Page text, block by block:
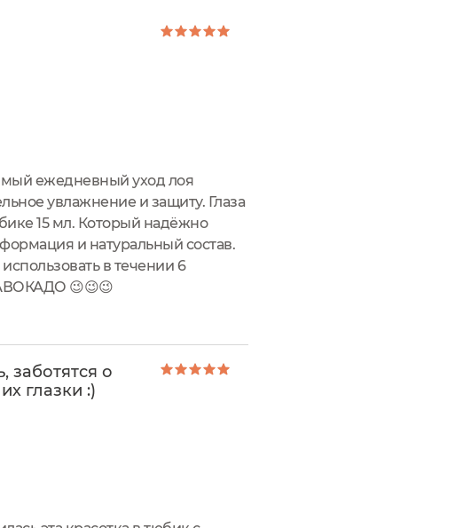
ежедневный уход лоя
увлажнение и защиту. Глаза
15 мл. Который надёжно
и натуральный состав.
в течении 6
😉😉😉
заботятся о
глазки :)